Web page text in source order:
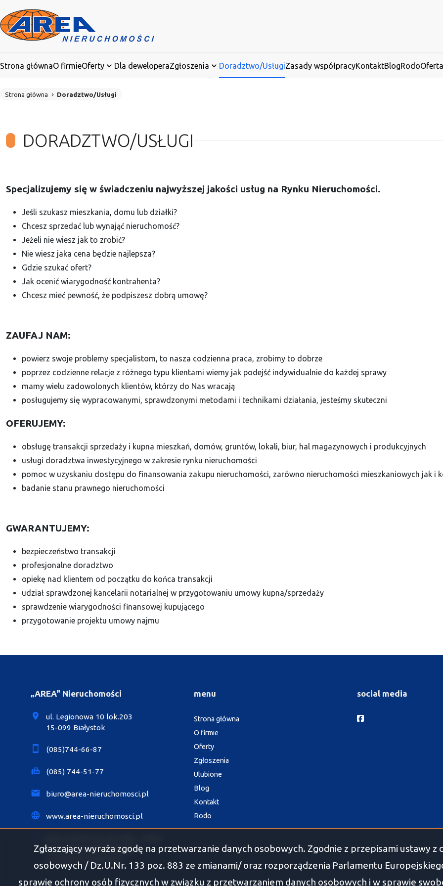
Strona głównaO firmieOferty Dla deweloperaZgłoszenia Doradztwo/UsługiZasady współpracyKontaktBlogRodo
Strona główna Doradztwo/Usługi
DORADZTWO/USŁUGI
Specjalizujemy się w świadczeniu najwyższej jakości usług na Rynku Nieruchomości.
Jeśli szukasz mieszkania, domu lub działki?
Chcesz sprzedać lub wynająć nieruchomość?
Jeżeli nie wiesz jak to zrobić?
Nie wiesz jaka cena będzie najlepsza?
Gdzie szukać ofert?
Jak ocenić wiarygodność kontrahenta?
Chcesz mieć pewność, że podpiszesz dobrą umowę?
ZAUFAJ NAM:
powierz swoje problemy specjalistom, to nasza codzienna praca, zrobimy to dobrze
poprzez codzienne relacje z różnego typu klientami wiemy jak podejść indywidualnie do każdej sprawy
mamy wielu zadowolonych klientów, którzy do Nas wracają
posługujemy się wypracowanymi, sprawdzonymi metodami i technikami działania, jesteśmy skuteczni
OFERUJEMY:
obsługę transakcji sprzedaży i kupna mieszkań, domów, gruntów, lokali, biur, hal magazynowych i produkcyjnych
usługi doradztwa inwestycyjnego w zakresie rynku nieruchomości
pomoc w uzyskaniu dostępu do finansowania zakupu nieruchomości, zarówno nieruchomości mieszkaniowych jak i
badanie stanu prawnego nieruchomości
GWARANTUJEMY:
bezpieczeństwo transakcji
profesjonalne doradztwo
opiekę nad klientem od początku do końca transakcji
udział sprawdzonej kancelarii notarialnej w przygotowaniu umowy kupna/sprzedaży
sprawdzenie wiarygodności finansowej kupującego
przygotowanie projektu umowy najmu
„AREA" Nieruchomości
ul. Legionowa 10 lok.203
15-099 Białystok
(085)744-66-87
(085) 744-51-77
biuro@area-nieruchomosci.pl
www.area-nieruchomosci.pl
Soboty po wcześniejszym
umówieniu spotkania
menu
Strona główna
O firmie
Oferty
Zgłoszenia
Ulubione
Blog
Kontakt
Rodo
social media
Facebook
Zgłaszający wyraża zgodę na przetwarzanie danych osobowych. Zgodnie z przepisami ustawy
osobowych / Dz.U.Nr. 133 poz. 883 ze zmianami/ oraz rozporządzenia Parlamentu
sprawie ochrony osób fizycznych w związku z przetwarzaniem danych osobowych i w sprawie